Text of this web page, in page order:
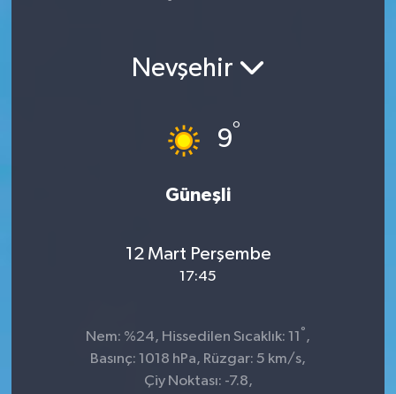
Nevşehir
9°
Güneşli
12 Mart Perşembe
17:45
Nem: %24, Hissedilen Sıcaklık: 11 ° ,
Basınç: 1018 hPa, Rüzgar: 5 km/s,
Çiy Noktası: -7.8,